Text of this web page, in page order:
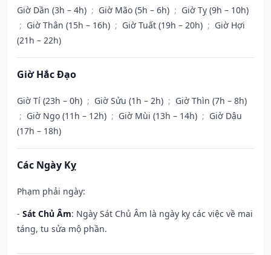
Giờ Dần (3h – 4h) ; Giờ Mão (5h – 6h) ; Giờ Tỵ (9h – 10h)
; Giờ Thân (15h – 16h) ; Giờ Tuất (19h – 20h) ; Giờ Hợi
(21h – 22h)
Giờ Hắc Đạo
Giờ Tí (23h – 0h) ; Giờ Sửu (1h – 2h) ; Giờ Thìn (7h – 8h)
; Giờ Ngọ (11h – 12h) ; Giờ Mùi (13h – 14h) ; Giờ Dậu
(17h – 18h)
Các Ngày Kỵ
Phạm phải ngày:
- Sát Chủ Âm: Ngày Sát Chủ Âm là ngày kỵ các việc về mai
táng, tu sửa mộ phần.